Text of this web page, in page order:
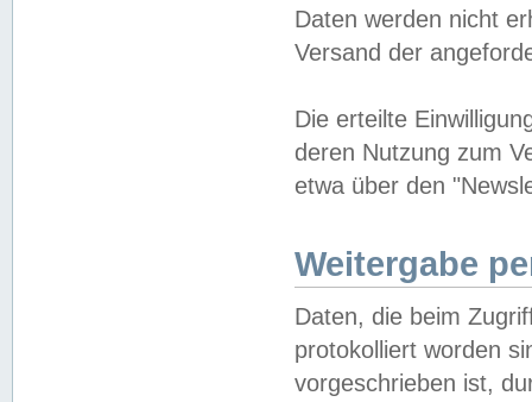
Daten werden nicht
Versand der
Die erteilte
deren Nutzung zum
etwa über den
Weitergabe
Daten, die beim
protokolliert worden
vorgeschrieben ist,